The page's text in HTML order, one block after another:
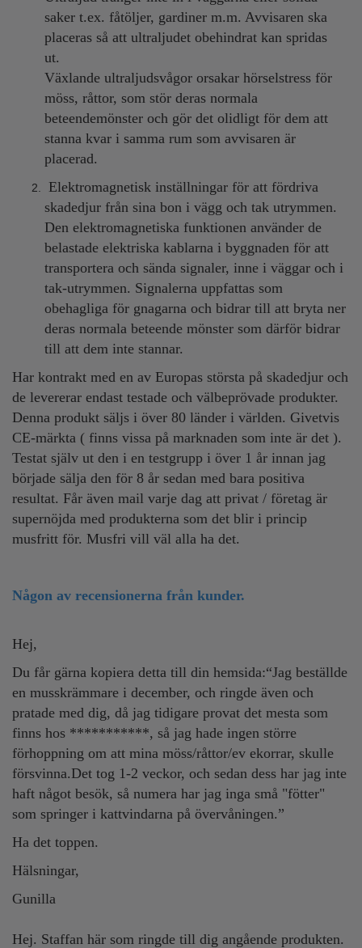
saker t.ex. fåtöljer, gardiner m.m. Avvisaren ska
placeras så att ultraljudet obehindrat kan spridas
ut.
Växlande ultraljudsvågor orsakar hörselstress för
möss, råttor, som stör deras normala
beteendemönster och gör det olidligt för dem att
stanna kvar i samma rum som avvisaren är
placerad.
Elektromagnetisk inställningar för att fördriva
skadedjur från sina bon i vägg och tak utrymmen.
Den elektromagnetiska funktionen använder de
belastade elektriska kablarna i byggnaden för att
transportera och sända signaler, inne i väggar och i
tak-utrymmen. Signalerna uppfattas som
obehagliga för gnagarna och bidrar till att bryta ner
deras normala beteende mönster som därför bidrar
till att dem inte stannar.
Har kontrakt med en av Europas största på skadedjur och
de levererar endast testade och välbeprövade produkter.
Denna produkt säljs i över 80 länder i världen. Givetvis
CE-märkta ( finns vissa på marknaden som inte är det ).
Testat själv ut den i en testgrupp i över 1 år innan jag
började sälja den för 8 år sedan med bara positiva
resultat. Får även mail varje dag att privat / företag är
supernöjda med produkterna som det blir i princip
musfritt för. Musfri vill väl alla ha det.
Någon av recensionerna från kunder.
Hej,
Du får gärna kopiera detta till din hemsida:“Jag beställde
en musskrämmare i december, och ringde även och
pratade med dig, då jag tidigare provat det mesta som
finns hos ***********, så jag hade ingen större
förhoppning om att mina möss/råttor/ev ekorrar, skulle
försvinna.Det tog 1-2 veckor, och sedan dess har jag inte
haft något besök, så numera har jag inga små "fötter"
som springer i kattvindarna på övervåningen.”
Ha det toppen.
Hälsningar,
Gunilla
Hej. Staffan här som ringde till dig angående produkten.